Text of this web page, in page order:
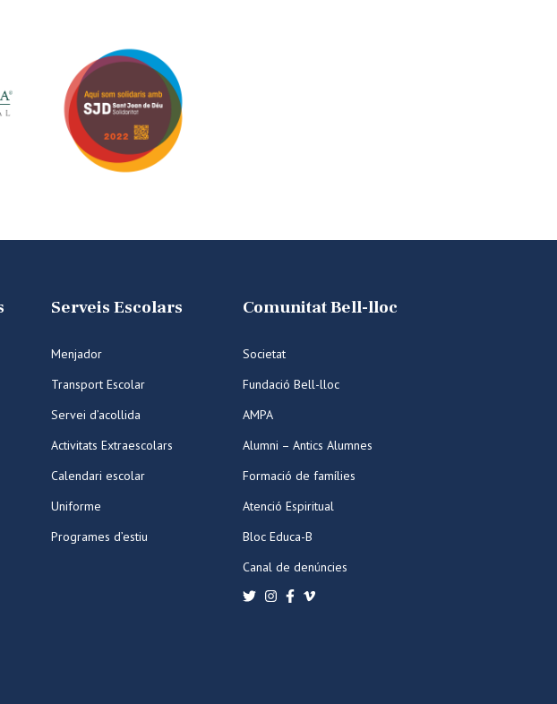
Serveis Escolars
Menjador
Transport Escolar
Servei d’acollida
Activitats Extraescolars
Calendari escolar
Uniforme
Programes d’estiu
Comunitat Bell-lloc
Societat
Fundació Bell-lloc
AMPA
Alumni – Antics Alumnes
Formació de famílies
Atenció Espiritual
Bloc Educa-B
Canal de denúncies